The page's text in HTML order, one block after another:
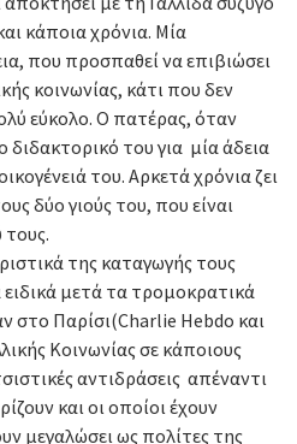
κάποια χρόνια. Μία
που προσπαθεί να επιβιώσει
κοινωνίας, κάτι που δεν
εύκολο. Ο πατέρας, όταν
διδακτορικό του για μία άδεια
του. Αρκετά χρόνια ζει
δύο γιούς του, που είναι
της καταγωγής τους
μετά τα τρομοκρατικά
Παρίσι(Charlie Hebdo και
Κοινωνίας σε κάποιους
αντιδράσεις απέναντι
και οι οποίοι έχουν
μεγαλώσει ως πολίτες της